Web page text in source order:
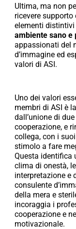
Ultima, ma non
ricevere
elementi
ambiente sano e
appassionati del
d’immagine ed
valori di ASI.
Uno dei valori
membri di ASI è la
dall’unione di
cooperazione, e
collega, con i
stimolo a fare
Questa identifica
clima di onestà,
interpretazione e
consulente
della mera e
incoraggia i
cooperazione e
motivazionale.